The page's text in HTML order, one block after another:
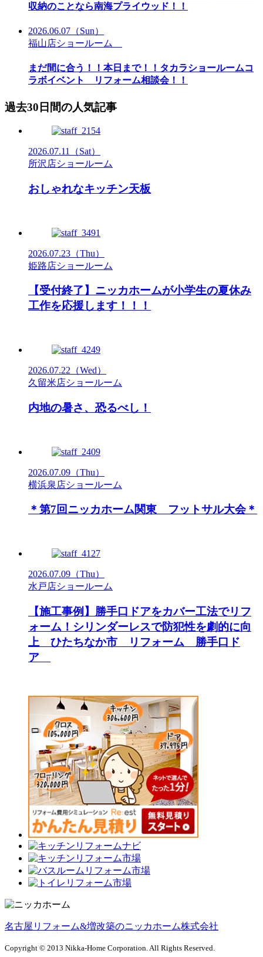
収納のことなら南海プライウッド！！
2026.06.07 （Sun）
福山店ショールーム
まだ間に合う！！本日まで！！タカラショールームコ
ラボイベント リフォーム相談会！！
過去30日間の人気記事
2026.07.11
（Sat）
所沢店ショールーム
おしゃれなキッチン天板
2026.07.23 （Thu）
姫路店ショールーム
【受付終了】ニッカホームが小学生の夏休み
工作を応援します！！！
2026.07.22 （Wed）
久留米店ショールーム
内地の暑さ、恐るべし！
2026.07.09 （Thu）
横浜泉店ショールーム
＊第7回ニッカホーム関東 フットサル大会＊
2026.07.09 （Thu）
水戸店ショールーム
【施工事例】勝手口ドアをカバー工法でリフ
ォーム！シリンダーレスで防犯性を劇的に向
上 ひたちなか市 リフォーム 勝手口ド
ア
名古屋リフォーム&増改築のニッカホーム株式会社
Copyright © 2013 Nikka-Home Corporation. All Rights Reserved.